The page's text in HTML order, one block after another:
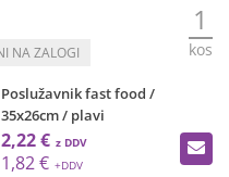
1
kos
Poslužavnik fast food /
35x26cm / plavi
2,22 €
1,82 €